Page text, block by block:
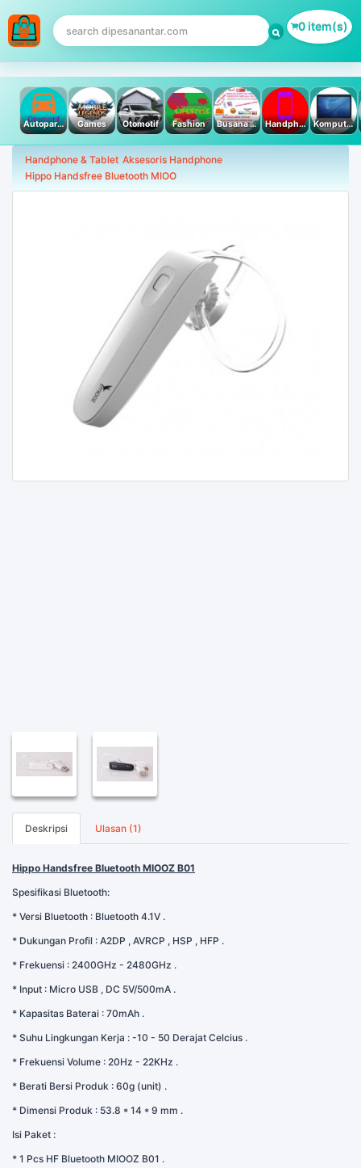
0 item(s)
Autoparts Games Otomotif Fashion Busana Muslim Handphone & Tablet Komputer PC & Laptop
Handphone & Tablet Aksesoris Handphone
Hippo Handsfree Bluetooth MIOO
Deskripsi Ulasan (1)
Hippo Handsfree Bluetooth MIOOZ B01
Spesifikasi Bluetooth:
* Versi Bluetooth : Bluetooth 4.1V .
* Dukungan Profil : A2DP , AVRCP , HSP , HFP .
* Frekuensi : 2400GHz - 2480GHz .
* Input : Micro USB , DC 5V/500mA .
* Kapasitas Baterai : 70mAh .
* Suhu Lingkungan Kerja : -10 - 50 Derajat Celcius .
* Frekuensi Volume : 20Hz - 22KHz .
* Berati Bersi Produk : 60g (unit) .
* Dimensi Produk : 53.8 * 14 * 9 mm .
Isi Paket :
* 1 Pcs HF Bluetooth MIOOZ B01 .